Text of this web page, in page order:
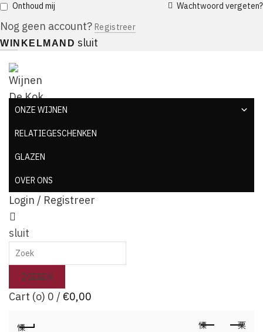
Wachtwoord vergeten?
Onthoud mij
Nog geen account? Registreer
WINKELMAND sluit
ONZE WIJNEN
RELATIEGESCHENKEN
GLAZEN
OVER ONS
Login / Registreer
sluit
Search
ZOEKEN
Cart (o) 0 / €0,00